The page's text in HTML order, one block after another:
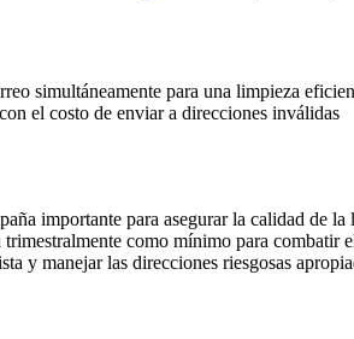
simultáneamente para una limpieza
el costo de enviar a direcciones inválidas
importante para asegurar la calidad de
como mínimo para combatir
y manejar las direcciones riesgosas